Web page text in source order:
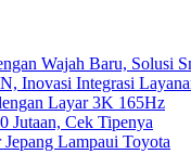
Wajah Baru, Solusi
Inovasi Integrasi
Layar 3K 165Hz
Jutaan, Cek Tipenya
Lampaui Toyota